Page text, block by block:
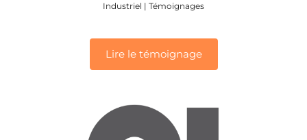
Industriel | Témoignages
Lire le témoignage